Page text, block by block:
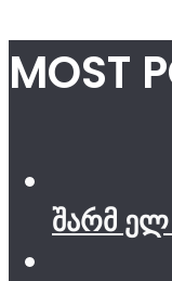
MOST
შარმ ელ